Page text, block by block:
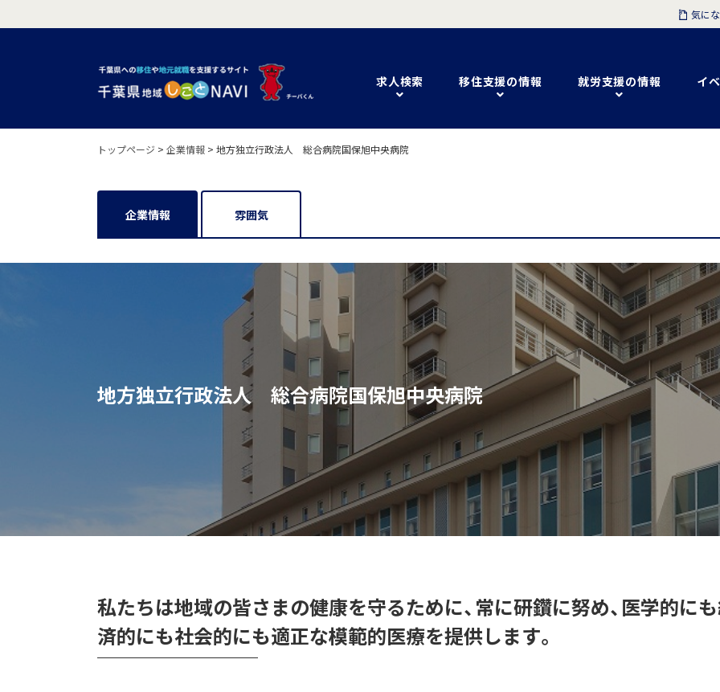
求人検索 移住支援の情報 就労支援の情報 イ
気に
トップページ > 企業情報 > 地方独立行政法人 総合病院国保旭中央病院
企業情報 雰囲気
地方独立行政法人 総合病院国保旭中央病院
私たちは地域の皆さまの健康を守るために、常に研鑽に努め、医学的に
済的にも社会的にも適正な模範的医療を提供します。